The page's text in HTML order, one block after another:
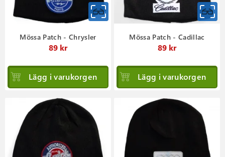
Mössa Patch - Chrysler
89 kr
Lägg i varukorgen
Mössa Patch - Cadillac
89 kr
Lägg i varukorgen